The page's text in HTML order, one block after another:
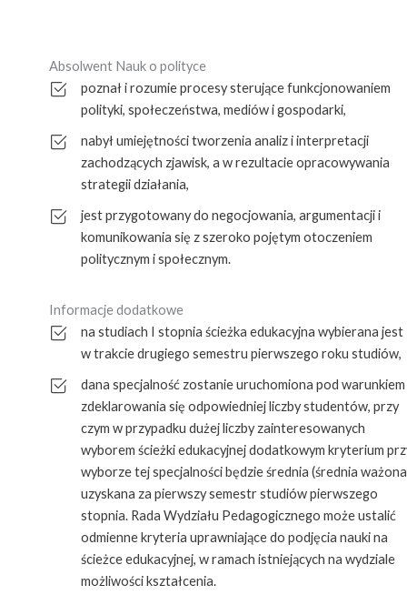
Absolwent Nauk o polityce
poznał i rozumie procesy sterujące funkcjonowaniem
polityki, społeczeństwa, mediów i gospodarki,
nabył umiejętności tworzenia analiz i interpretacji
zachodzących zjawisk, a w rezultacie opracowywania
strategii działania,
jest przygotowany do negocjowania, argumentacji i
komunikowania się z szeroko pojętym otoczeniem
politycznym i społecznym.
Informacje dodatkowe
na studiach I stopnia ścieżka edukacyjna wybierana jest
w trakcie drugiego semestru pierwszego roku studiów,
dana specjalność zostanie uruchomiona pod warunkiem
zdeklarowania się odpowiedniej liczby studentów, przy
czym w przypadku dużej liczby zainteresowanych
wyborem ścieżki edukacyjnej dodatkowym kryterium
wyborze tej specjalności będzie średnia (średnia
uzyskana za pierwszy semestr studiów pierwszego
stopnia. Rada Wydziału Pedagogicznego może ustalić
odmienne kryteria uprawniające do podjęcia nauki na
ścieżce edukacyjnej, w ramach istniejących na wydziale
możliwości kształcenia.